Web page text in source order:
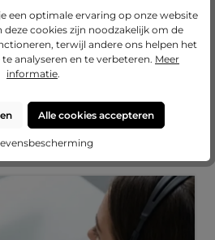
Juna - op maat
€ 13,29
Nu configureren
€ 13,79
een optimale ervaring op onze website
cookies zijn noodzakelijk om de
terwijl andere ons helpen het
analyseren en te verbeteren. Meer
informatie.
Alle cookies accepteren